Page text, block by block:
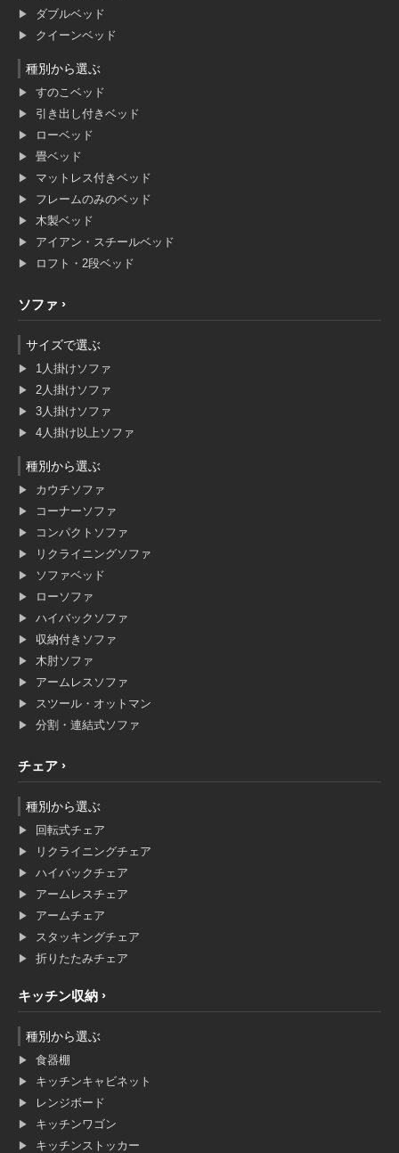
ダブルベッド
クイーンベッド
種別から選ぶ
すのこベッド
引き出し付きベッド
ローベッド
畳ベッド
マットレス付きベッド
フレームのみのベッド
木製ベッド
アイアン・スチールベッド
ロフト・2段ベッド
ソファ
サイズで選ぶ
1人掛けソファ
2人掛けソファ
3人掛けソファ
4人掛け以上ソファ
種別から選ぶ
カウチソファ
コーナーソファ
コンパクトソファ
リクライニングソファ
ソファベッド
ローソファ
ハイバックソファ
収納付きソファ
木肘ソファ
アームレスソファ
スツール・オットマン
分割・連結式ソファ
チェア
種別から選ぶ
回転式チェア
リクライニングチェア
ハイバックチェア
アームレスチェア
アームチェア
スタッキングチェア
折りたたみチェア
キッチン収納
種別から選ぶ
食器棚
キッチンキャビネット
レンジボード
キッチンワゴン
キッチンストッカー